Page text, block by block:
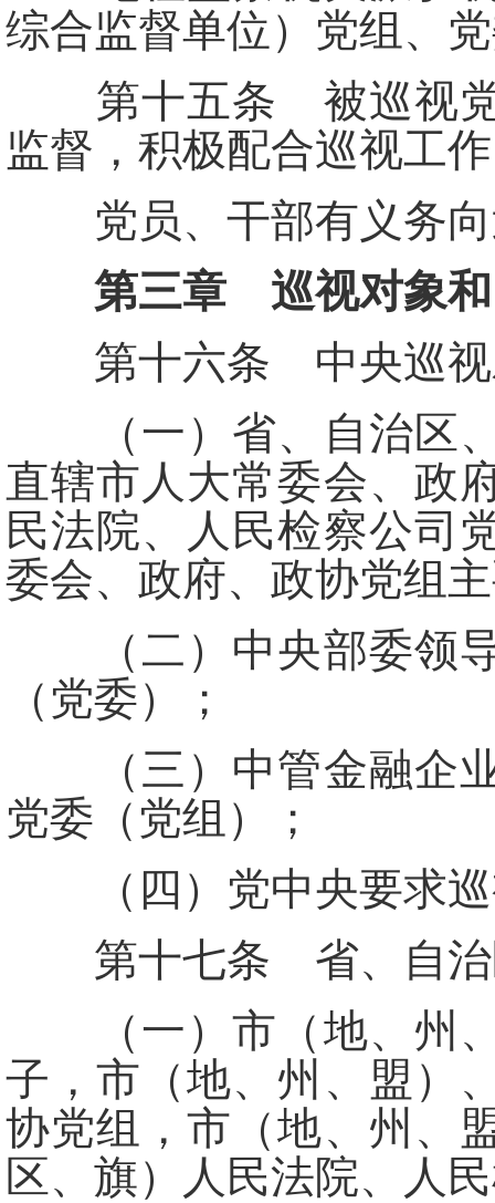
综合监督单位）党组、
第十五条 被巡视党
监督，积极配合巡视工
党员、干部有义务向
第三章 巡视对象
第十六条 中央巡视
（一）省、自治区、
直辖市人大常委会、政
民法院、人民检察公司
委会、政府、政协党组
（二）中央部委领导
（党委）；
（三）中管金融企业
党委（党组）；
（四）党中央要求巡
第十七条 省、自治
（一）市（地、州、
子，市（地、州、盟）
协党组，市（地、州、
区、旗）人民法院、人